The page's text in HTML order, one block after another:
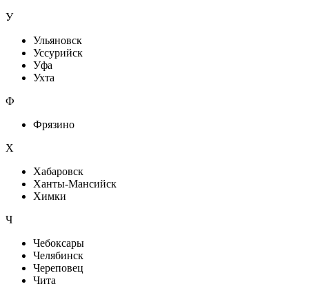
У
Ульяновск
Уссурийск
Уфа
Ухта
Ф
Фрязино
Х
Хабаровск
Ханты-Мансийск
Химки
Ч
Чебоксары
Челябинск
Череповец
Чита